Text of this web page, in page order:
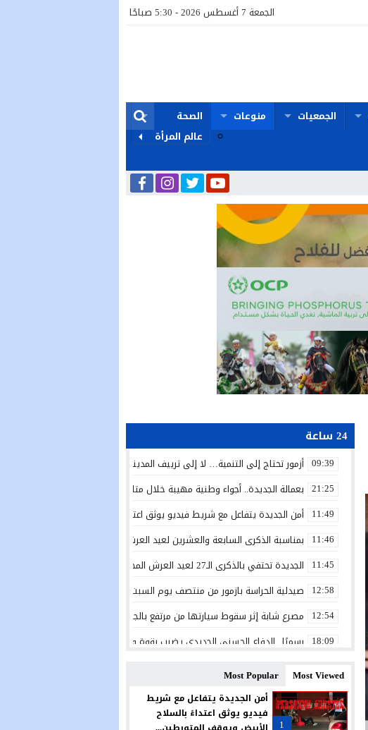
الجمعة 7 أغسطس 2026 - 5:30 صباحًا
الجمعيات منوعات
الصحة
عالم المرأة
24 ساعة
09:39 أزمور تحتاج إلى التنمية… لا إلى ترييف المدينة!
21:25 بعمالة الجديدة.. أجواء وطنية مهيبة خلال متابعة الخطاب الملكي السامي بمناسبة الذكرى الـ27
11:49 أمن الجديدة يتفاعل مع شريط فيديو يوثق اعتداءً بالسلاح الأبيض ويوقف
11:46 بمناسبة الذكرى السابعة والعشرين لعيد العرش المجيد.. تدشين دار الطالبة
11:45 الجديدة تحتفي بالذكرى الـ27 لعيد العرش المجيد بتدشين مشاريع تنموية واجتماعية وتعزيز مبادرات الإدماج
12:58 صيدلية الحراسة بازمور من منتصف يوم السبت 25يوليوز الى غاية منتصف يوم السبت 1 غشت 2026
12:54 مصرع شابة إثر سقوط سيارتها من مرتفع بالجرف الأصفر
18:09 رسميًا.. الدفاع الحسني الجديدي يضرب بقوة ويتعاقد مع البرتغالي ريكاردو شيو
11:32 المديرية الإقليمية بالجديدة تحتفي بالتميز في حفل سنوي لتكريم المتفوقين
20:01 الكلاب الضالة تؤرق ساكنة حي الوفاق بأزمور.. مطالب بتدخل عاجل وحل جذري
Most Viewed
Most Popular
1
أمن الجديدة يتفاعل مع شريط
فيديو يوثق اعتداءً بالسلاح